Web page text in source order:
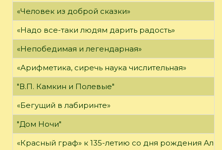
«Человек из доброй сказки»
«Надо все-таки людям дарить радость»
«Непобедимая и легендарная»
«Арифметика, сиречь наука числительная»
"В.П. Камкин и Полевые"
«Бегущий в лабиринте»
"Дом Ночи"
«Красный граф» к 135-летию со дня рождения